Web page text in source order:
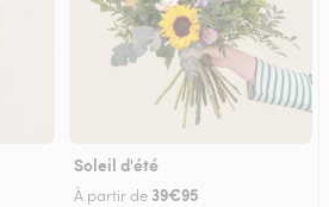
Soleil d'été
À partir de 39€95